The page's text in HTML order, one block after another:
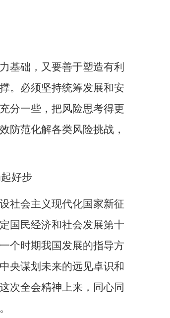
基础，又要善于塑造有利
。必须坚持统筹发展和安
分一些，把风险思考得更
防范化解各类风险挑战，
好步
社会主义现代化国家新征
国民经济和社会发展第十
个时期我国发展的指导方
央谋划未来的远见卓识和
次全会精神上来，同心同